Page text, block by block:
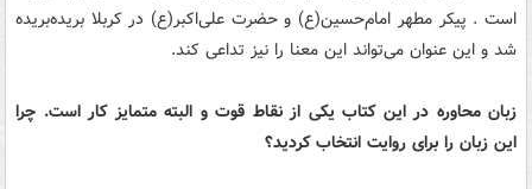
است . پیکر مطهر امام‌حسین(ع) و حضرت علی‌اکبر(ع) در کربلا بریده‌بریده
شد و این عنوان می‌تواند این معنا را نیز تداعی کند.
زبان محاوره در این کتاب یکی از نقاط قوت و البته متمایز کار است. چرا
این زبان را برای روایت انتخاب کردید؟